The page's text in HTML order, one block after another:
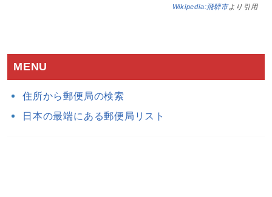
Wikipedia:飛騨市より引用
MENU
住所から郵便局の検索
日本の最端にある郵便局リスト